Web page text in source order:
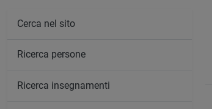
Cerca nel sito
Ricerca persone
Ricerca insegnamenti